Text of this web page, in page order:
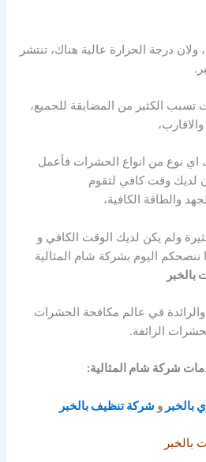
درجة الحرارة عالية هناك، تنتشر
الكثير من المضايقة للجميع،
اي نوع من انواع الحشرات فأعمل
لديك وقت كافي لتقوم
والطاقة الكافية،
ولم يكن لديك الوقت الكافي و
ننصحكم اليوم بشركة شام المثالية
في عالم مكافحة الحشرات
الزائفة.
شركة شام المثالية:
و شركة تنظيف بالخبر